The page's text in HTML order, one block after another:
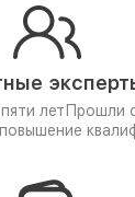
лет Прошли